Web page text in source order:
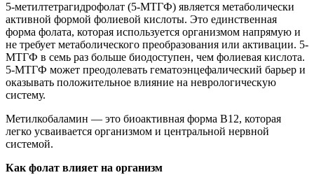
5-метилтетрагидрофолат (5-МТГФ) является метаболически
активной формой фолиевой кислоты. Это единственная
форма фолата, которая используется организмом напрямую и
не требует метаболического преобразования или активации. 5-
МТГФ в семь раз больше биодоступен, чем фолиевая кислота.
5-МТГФ может преодолевать гематоэнцефалический барьер и
оказывать положительное влияние на неврологическую
систему.
Метилкобаламин — это биоактивная форма B12, которая
легко усваивается организмом и центральной нервной
системой.
Как фолат влияет на организм